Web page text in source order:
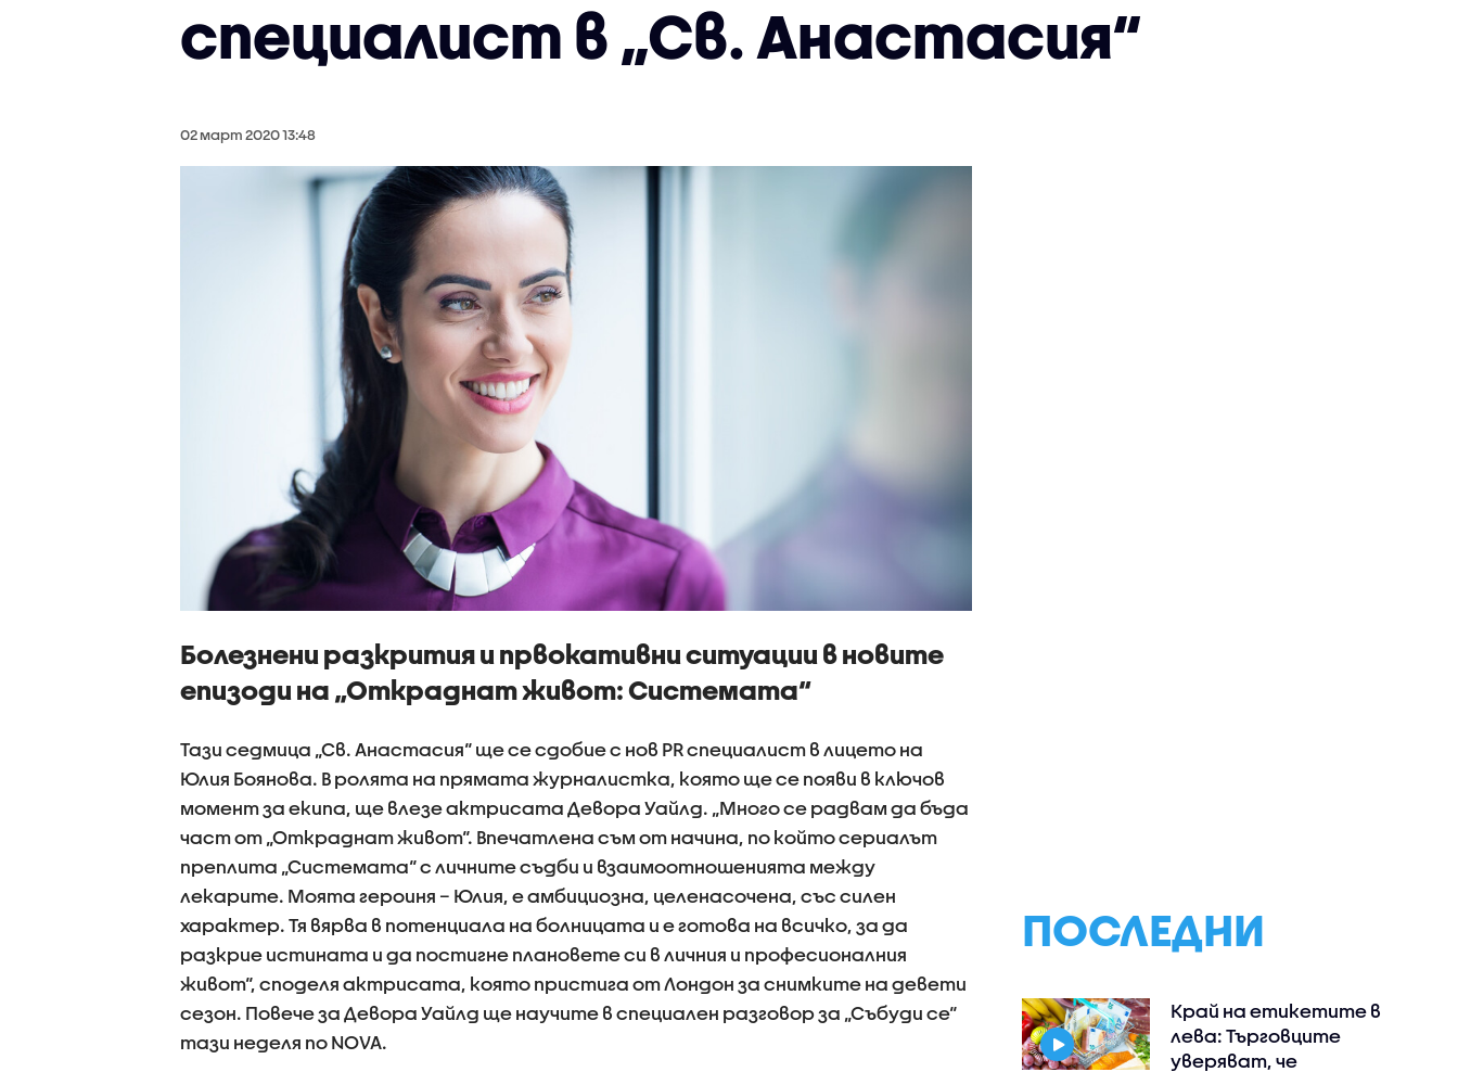
специалист в „Св. Анастасия“
02 март 2020 13:48
Болезнени разкрития и првокативни ситуации в новите
епизоди на „Откраднат живот: Системата“
Тази седмица „Св. Анастасия“ ще се сдобие с нов PR специалист в лицето на
Юлия Боянова. В ролята на прямата журналистка, която ще се появи в ключов
момент за екипа, ще влезе актрисата Девора Уайлд. „Много се радвам да бъда
част от „Откраднат живот“. Впечатлена съм от начина, по който сериалът
преплита „Системата“ с личните съдби и взаимоотношенията между
лекарите. Моята героиня – Юлия, е амбициозна, целенасочена, със силен
характер. Тя вярва в потенциала на болницата и е готова на всичко, за да
разкрие истината и да постигне плановете си в личния и професионалния
живот“, споделя актрисата, която пристига от Лондон за снимките на девети
сезон. Повече за Девора Уайлд ще научите в специален разговор за „Събуди се“
тази неделя по NOVA.
ПОСЛЕДНИ
Край на етикетите в
лева: Търговците
уверяват, че